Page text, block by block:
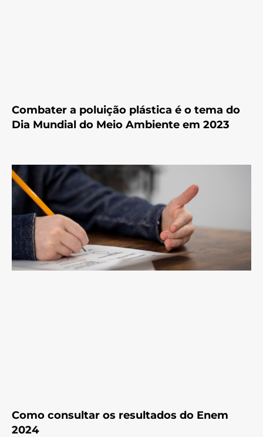
Combater a poluição plástica é o tema do
Dia Mundial do Meio Ambiente em 2023
Como consultar os resultados do Enem
2024